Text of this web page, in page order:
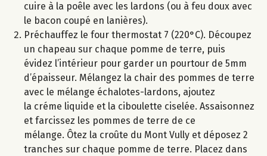
cuire à la poêle avec les lardons (ou à feu doux avec
le bacon coupé en lanières).
Préchauffez le four thermostat 7 (220°C). Découpez
un chapeau sur chaque pomme de terre, puis
évidez l’intérieur pour garder un pourtour de 5mm
d’épaisseur. Mélangez la chair des pommes de terre
avec le mélange échalotes-lardons, ajoutez
la créme liquide et la ciboulette ciselée. Assaisonnez
et farcissez les pommes de terre de ce
mélange. Ôtez la croûte du Mont Vully et déposez 2
tranches sur chaque pomme de terre. Placez dans